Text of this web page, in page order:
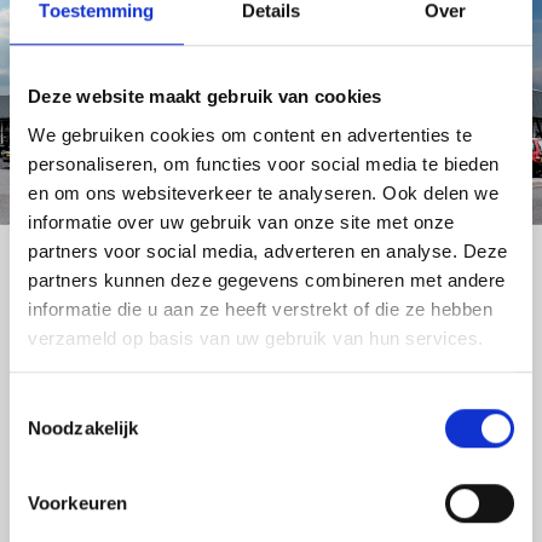
Toestemming Details Over
Deze website maakt gebruik van cookies
We gebruiken cookies om content en advertenties te
personaliseren, om functies voor social media te bieden
en om ons websiteverkeer te analyseren. Ook delen we
informatie over uw gebruik van onze site met onze
partners voor social media, adverteren en analyse. Deze
partners kunnen deze gegevens combineren met andere
informatie die u aan ze heeft verstrekt of die ze hebben
verzameld op basis van uw gebruik van hun services.
Noodzakelijk
Voorkeuren
Vragen of advies nodig?
Neem contact met ons op of bel
0493 – 69 61 55
Naar contact